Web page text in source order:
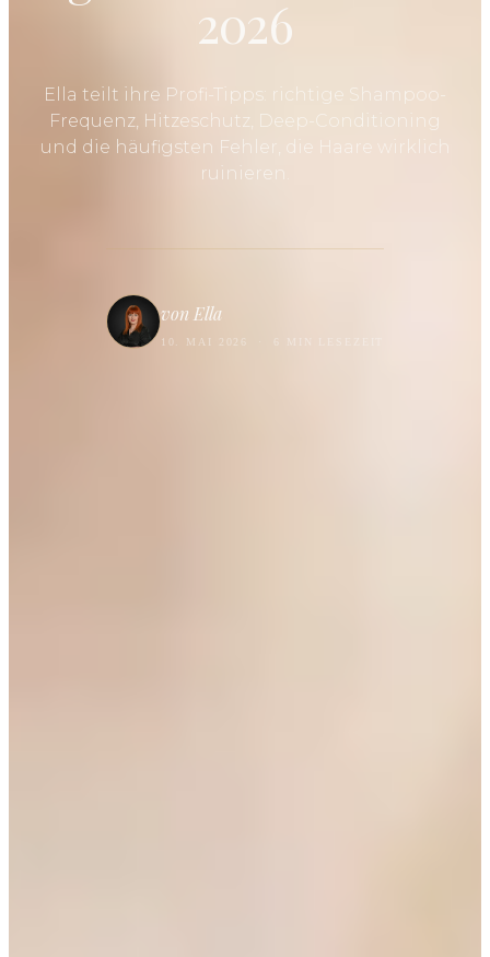
2026
Ella teilt ihre Profi-Tipps: richtige Shampoo-
Frequenz, Hitzeschutz, Deep-Conditioning
und die häufigsten Fehler, die Haare wirklich
ruinieren.
von Ella
10. MAI 2026